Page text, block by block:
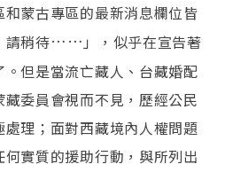
蒙古專區的最新消息欄位皆
請稍待…… 」，似乎在宣告著
但是當流亡藏人、台藏婚配
委員會視而不見，歷經公民
理；面對西藏境內人權問題
實質的援助行動，與所列出